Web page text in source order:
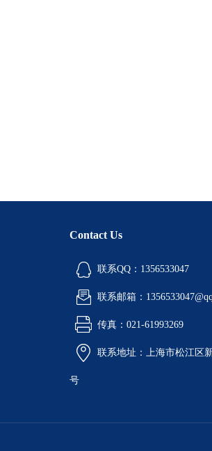
Contact Us
联系QQ：1356533047
联系邮箱：
传真：021-61993269
联系地址：上海市松江区
号